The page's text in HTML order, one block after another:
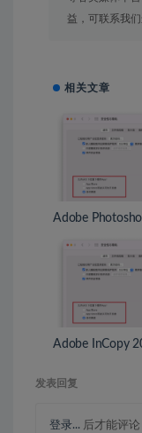
益，可联系我们
相关文章
Adobe
完整教程
Adobe InCopy
装激活教程
发表回复
登录... 后才能评论